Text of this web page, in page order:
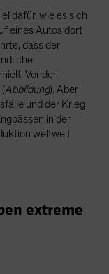
dafür, wie es sich
eines Autos dort
dass der
Vor der
Abbildung). Aber
und der Krieg
in der
weltweit
extreme